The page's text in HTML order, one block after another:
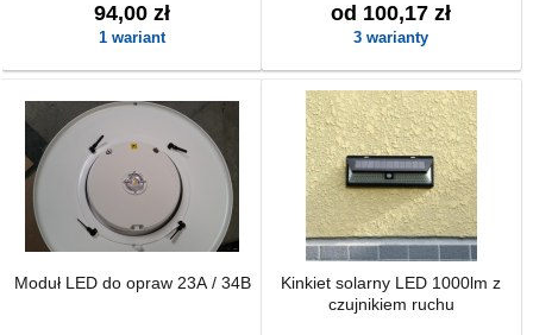
94,00 zł
1 wariant
od 100,17 zł
3 warianty
Moduł LED do opraw 23A / 34B
Kinkiet solarny LED 1000lm z
czujnikiem ruchu